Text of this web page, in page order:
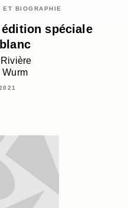
ET BIOGRAPHIE
édition spéciale
Wurm